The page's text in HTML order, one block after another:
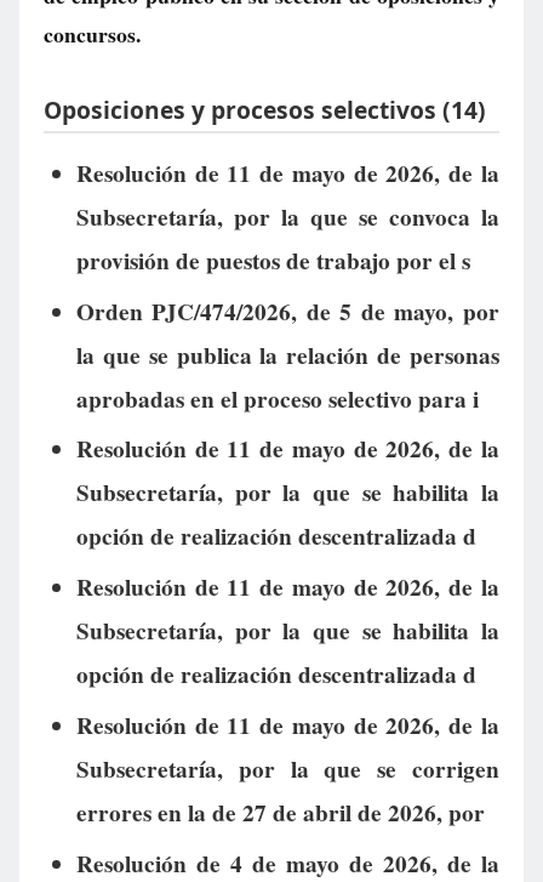
concursos.
Oposiciones y procesos selectivos (14)
Resolución de 11 de mayo de 2026, de la
Subsecretaría, por la que se convoca la
provisión de puestos de trabajo por el s
Orden PJC/474/2026, de 5 de mayo, por
la que se publica la relación de personas
aprobadas en el proceso selectivo para i
Resolución de 11 de mayo de 2026, de la
Subsecretaría, por la que se habilita la
opción de realización descentralizada d
Resolución de 11 de mayo de 2026, de la
Subsecretaría, por la que se habilita la
opción de realización descentralizada d
Resolución de 11 de mayo de 2026, de la
Subsecretaría, por la que se corrigen
errores en la de 27 de abril de 2026, por
Resolución de 4 de mayo de 2026, de la